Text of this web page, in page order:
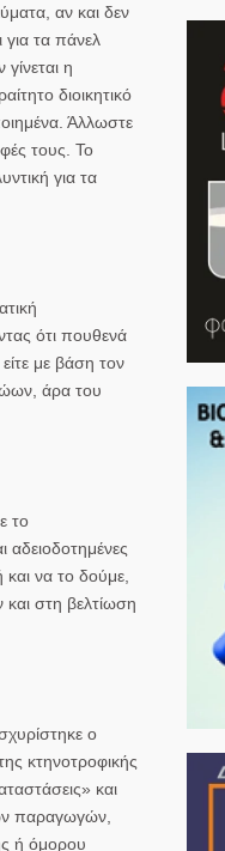
αν και δεν
για τα πάνελ
η
διοικητικό
Άλλωστε
τους. Το
για τα
ότι πουθενά
με βάση τον
άρα του
το
να το δούμε,
στη βελτίωση
ο
κτηνοτροφικής
και
παραγωγών,
ή όμορου